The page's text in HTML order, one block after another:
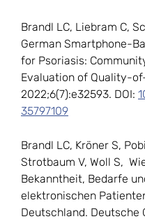
Brandl LC, Liebram C,
German Smartphone-
for Psoriasis:
Evaluation of Quality-
2022;6(7):e32593. DOI:
35797109
Brandl LC, Kröner S,
Strotbaum V, Woll S,
Bekanntheit, Bedarfe
elektronischen
Deutschland. Deutsche